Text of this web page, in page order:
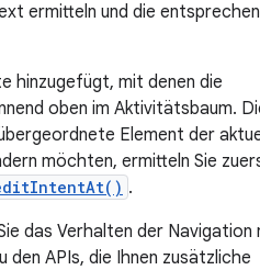
ermitteln und die
hinzugefügt, mit denen die
oben im Aktivitätsbaum.
Element der
möchten, ermitteln Sie
.
das Verhalten der Navigation
APIs, die Ihnen zusätzliche